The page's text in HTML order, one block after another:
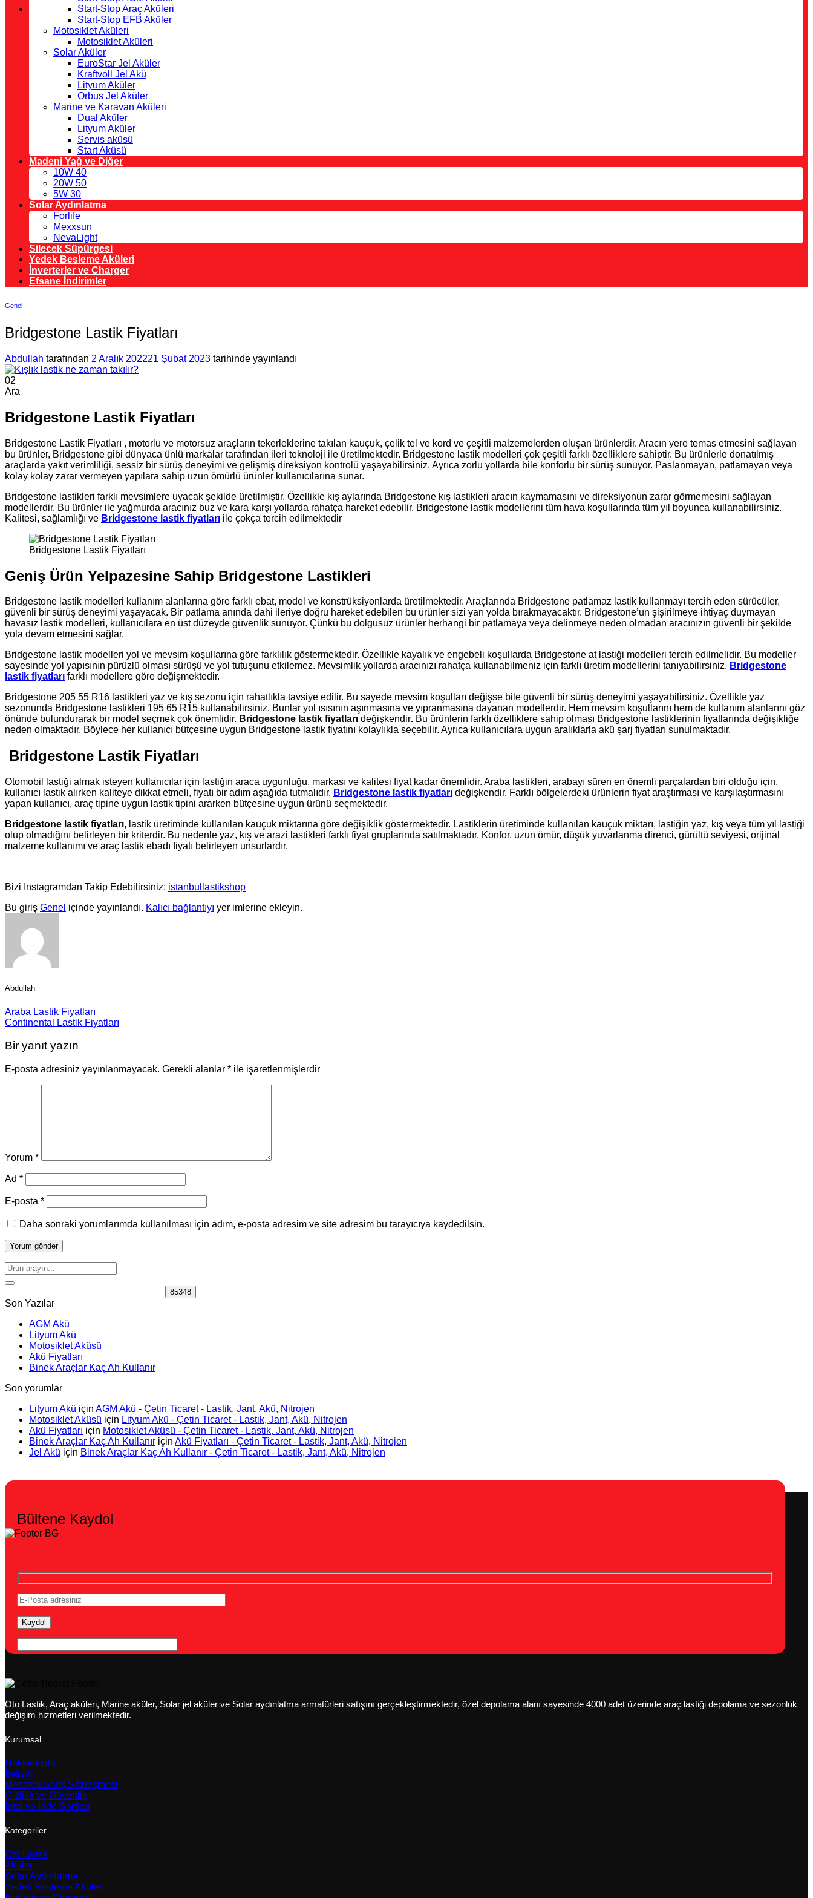
Start-Stop Araç Aküleri
Start-Stop EFB Aküler
Motosiklet Aküleri
Motosiklet Aküleri
Solar Aküler
EuroStar Jel Aküler
Kraftvoll Jel Akü
Lityum Aküler
Orbus Jel Aküler
Marine ve Karavan Aküleri
Dual Aküler
Lityum Aküler
Servis aküsü
Start Aküsü
Madeni Yağ ve Diğer
10W 40
20W 50
5W 30
Solar Aydınlatma
Forlife
Mexxsun
NevaLight
Silecek Süpürgesi
Yedek Besleme Aküleri
İnverterler ve Charger
Efsane İndirimler
Genel
Bridgestone Lastik Fiyatları
Abdullah tarafından 2 Aralık 202221 Şubat 2023 tarihinde yayınlandı
02
Ara
Bridgestone Lastik Fiyatları
Bridgestone Lastik Fiyatları , motorlu ve motorsuz araçların tekerleklerine takılan kauçuk, çelik tel ve kord ve çeşitli malzemelerden oluşan ürünlerdir. Aracın yere temas etmesini sağlayan
bu ürünler, Bridgestone gibi dünyaca ünlü markalar tarafından ileri teknoloji ile üretilmektedir. Bridgestone lastik modelleri çok çeşitli farklı özelliklere sahiptir. Bu ürünlerle donatılmış
araçlarda yakıt verimliliği, sessiz bir sürüş deneyimi ve gelişmiş direksiyon kontrolü yaşayabilirsiniz. Ayrıca zorlu yollarda bile konforlu bir sürüş sunuyor. Paslanmayan, patlamayan veya
kolay kolay zarar vermeyen yapılara sahip uzun ömürlü ürünler kullanıcılarına sunar.
Bridgestone lastikleri farklı mevsimlere uyacak şekilde üretilmiştir. Özellikle kış aylarında Bridgestone kış lastikleri aracın kaymamasını ve direksiyonun zarar görmemesini sağlayan
modellerdir. Bu ürünler ile yağmurda aracınız buz ve kara karşı yollarda rahatça hareket edebilir. Bridgestone lastik modellerini tüm hava koşullarında tüm yıl boyunca kullanabilirsiniz.
Kalitesi, sağlamlığı ve Bridgestone lastik fiyatları ile çokça tercih edilmektedir
Bridgestone Lastik Fiyatları
Geniş Ürün Yelpazesine Sahip Bridgestone Lastikleri
Bridgestone lastik modelleri kullanım alanlarına göre farklı ebat, model ve konstrüksiyonlarda üretilmektedir. Araçlarında Bridgestone patlamaz lastik kullanmayı tercih eden sürücüler,
güvenli bir sürüş deneyimi yaşayacak. Bir patlama anında dahi ileriye doğru hareket edebilen bu ürünler sizi yarı yolda bırakmayacaktır. Bridgestone’un şişirilmeye ihtiyaç duymayan
havasız lastik modelleri, kullanıcılara en üst düzeyde güvenlik sunuyor. Çünkü bu dolgusuz ürünler herhangi bir patlamaya veya delinmeye neden olmadan aracınızın güvenli bir şekilde
yola devam etmesini sağlar.
Bridgestone lastik modelleri yol ve mevsim koşullarına göre farklılık göstermektedir. Özellikle kayalık ve engebeli koşullarda Bridgestone at lastiği modelleri tercih edilmelidir. Bu modeller
sayesinde yol yapısının pürüzlü olması sürüşü ve yol tutuşunu etkilemez. Mevsimlik yollarda aracınızı rahatça kullanabilmeniz için farklı üretim modellerini tanıyabilirsiniz. Bridgestone
lastik fiyatları farklı modellere göre değişmektedir.
Bridgestone 205 55 R16 lastikleri yaz ve kış sezonu için rahatlıkla tavsiye edilir. Bu sayede mevsim koşulları değişse bile güvenli bir sürüş deneyimi yaşayabilirsiniz. Özellikle yaz
sezonunda Bridgestone lastikleri 195 65 R15 kullanabilirsiniz. Bunlar yol ısısının aşınmasına ve yıpranmasına dayanan modellerdir. Hem mevsim koşullarını hem de kullanım alanlarını göz
önünde bulundurarak bir model seçmek çok önemlidir. Bridgestone lastik fiyatları değişkendir. Bu ürünlerin farklı özelliklere sahip olması Bridgestone lastiklerinin fiyatlarında değişikliğe
neden olmaktadır. Böylece her kullanıcı bütçesine uygun Bridgestone lastik fiyatını kolaylıkla seçebilir. Ayrıca kullanıcılara uygun aralıklarla akü şarj fiyatları sunulmaktadır.
Bridgestone Lastik Fiyatları
Otomobil lastiği almak isteyen kullanıcılar için lastiğin araca uygunluğu, markası ve kalitesi fiyat kadar önemlidir. Araba lastikleri, arabayı süren en önemli parçalardan biri olduğu için,
kullanıcı lastik alırken kaliteye dikkat etmeli, fiyatı bir adım aşağıda tutmalıdır. Bridgestone lastik fiyatları değişkendir. Farklı bölgelerdeki ürünlerin fiyat araştırması ve karşılaştırmasını
yapan kullanıcı, araç tipine uygun lastik tipini ararken bütçesine uygun ürünü seçmektedir.
Bridgestone lastik fiyatları, lastik üretiminde kullanılan kauçuk miktarına göre değişiklik göstermektedir. Lastiklerin üretiminde kullanılan kauçuk miktarı, lastiğin yaz, kış veya tüm yıl lastiği
olup olmadığını belirleyen bir kriterdir. Bu nedenle yaz, kış ve arazi lastikleri farklı fiyat gruplarında satılmaktadır. Konfor, uzun ömür, düşük yuvarlanma direnci, gürültü seviyesi, orijinal
malzeme kullanımı ve araç lastik ebadı fiyatı belirleyen unsurlardır.
Bizi Instagramdan Takip Edebilirsiniz: istanbullastikshop
Bu giriş Genel içinde yayınlandı. Kalıcı bağlantıyı yer imlerine ekleyin.
Abdullah
Araba Lastik Fiyatları
Continental Lastik Fiyatları
Bir yanıt yazın
E-posta adresiniz yayınlanmayacak. Gerekli alanlar * ile işaretlenmişlerdir
Yorum *
Ad *
E-posta *
Daha sonraki yorumlarımda kullanılması için adım, e-posta adresim ve site adresim bu tarayıcıya kaydedilsin.
Son Yazılar
AGM Akü
Lityum Akü
Motosiklet Aküsü
Akü Fiyatları
Binek Araçlar Kaç Ah Kullanır
Son yorumlar
Lityum Akü için AGM Akü - Çetin Ticaret - Lastik, Jant, Akü, Nitrojen
Motosiklet Aküsü için Lityum Akü - Çetin Ticaret - Lastik, Jant, Akü, Nitrojen
Akü Fiyatları için Motosiklet Aküsü - Çetin Ticaret - Lastik, Jant, Akü, Nitrojen
Binek Araçlar Kaç Ah Kullanır için Akü Fiyatları - Çetin Ticaret - Lastik, Jant, Akü, Nitrojen
Jel Akü için Binek Araçlar Kaç Ah Kullanır - Çetin Ticaret - Lastik, Jant, Akü, Nitrojen
Bültene Kaydol
Oto Lastik, Araç aküleri, Marine aküler, Solar jel aküler ve Solar aydınlatma armatürleri satışını gerçekleştirmektedir, özel depolama alanı sayesinde 4000 adet üzerinde araç lastiği depolama ve sezonluk
değişim hizmetleri verilmektedir.
Kurumsal
Hakkımızda
İletişim
Mesafeli Satış Sözleşmesi
Gizlilik ve Güvenlik
İptal ve İade Şartları
Kategoriler
Oto Lastik
Aküler
Solar Aydınlatma
Yedek Besleme Aküleri